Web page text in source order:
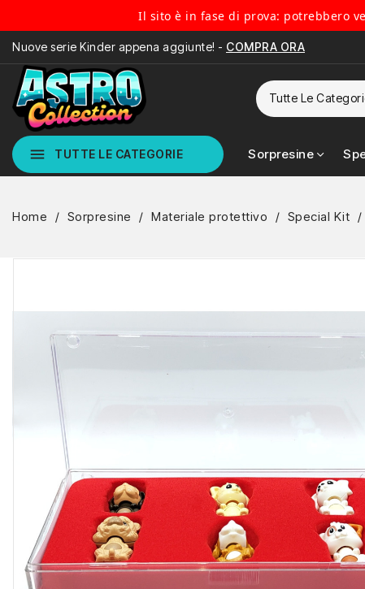
Il sito è in fase di prova: potrebbero
Nuove serie Kinder appena aggiunte! - COMPRA ORA
menu TUTTE LE CATEGORIE Sorpresine
Home Sorpresine Materiale protettivo Special Kit